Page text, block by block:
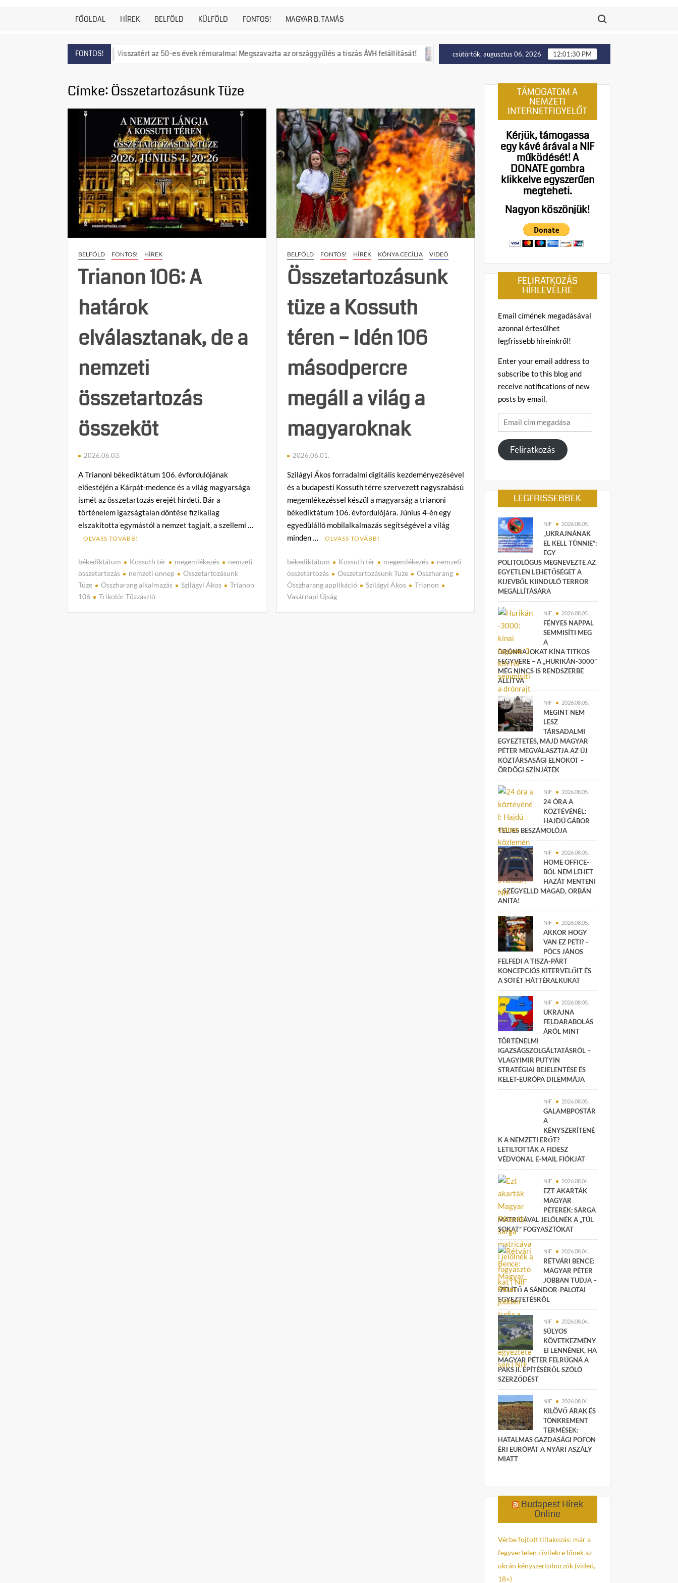
FŐOLDAL HÍREK BELFÖLD KÜLFÖLD FONTOS! MAGYAR B. TAMÁS
Search for:
FONTOS!
Visszatért az 50-es évek rémuralma: Megszavazta az országgyűlés a tiszás ÁVH felállítását! Putyin: Ukrajna nyugati területei előbb-utóbb visszakerülnek Lengyelországhoz,
csütörtök, augusztus 06, 2026 12:01:31 PM
Címke:Összetartozásunk Tüze
BELFÖLD FONTOS! HÍREK
Trianon 106: A
határok
elválasztanak, de a
nemzeti
összetartozás
összeköt
2026.06.03.
A Trianoni békediktátum 106. évfordulójának
előestéjén a Kárpát-medence és a világ magyarsága
ismét az összetartozás erejét hirdeti. Bár a
történelem igazságtalan döntése fizikailag
elszakította egymástól a nemzet tagjait, a szellemi …
OLVASS TOVÁBB!
békediktátum Kossuth tér megemlékezés
nemzeti
összetartozás
nemzeti ünnep
Összetartozásunk
Tüze
Összharang alkalmazás Szilágyi Ákos
Trianon
106
Trikolór Tűzzászló
BELFÖLD FONTOS! HÍREK KÓNYA CECÍLIA VIDEÓ
Összetartozásunk
tüze a Kossuth
téren – Idén 106
másodpercre
megáll a világ a
magyaroknak
2026.06.01.
Szilágyi Ákos forradalmi digitális kezdeményezésével
és a budapesti Kossuth térre szervezett nagyszabású
megemlékezéssel készül a magyarság a trianoni
békediktátum 106. évfordulójára. Június 4-én egy
egyedülálló mobilalkalmazás segítségével a világ
minden …
OLVASS TOVÁBB!
békediktátum Kossuth tér megemlékezés
nemzeti
összetartozás
Összetartozásunk Tüze
Összharang
Összharang applikáció
Szilágyi Ákos
Trianon
Vasárnapi Újság
TÁMOGATOM A
NEMZETI
INTERNETFIGYELŐT
Kérjük, támogassa
egy kávé árával a NIF
működését!A
DONATE gombra
klikkelve egyszerűen
megteheti.
Nagyon köszönjük!
FELIRATKOZÁS
HÍRLEVÉLRE
Email címének megadásával
azonnal értesülhet
legfrissebb híreinkről!
Enter your email address to
subscribe to this blog and
receive notifications of new
posts by email.
Email
cím
megadása
Feliratkozás
LEGFRISSEBBEK
NIF 2026.08.05.
„UKRAJNÁNAK
EL KELL TŰNNIE”:
EGY
POLITOLÓGUS MEGNEVEZTE AZ
EGYETLEN LEHETŐSÉGET A
KIJEVBŐL KIINDULÓ TERROR
MEGÁLLÍTÁSÁRA
NIF 2026.08.05.
FÉNYES NAPPAL
SEMMISÍTI MEG
A
DRÓNRAJOKAT KÍNA TITKOS
FEGYVERE – A „HURIKÁN-3000”
MÉG NINCS IS RENDSZERBE
ÁLLÍTVA
NIF 2026.08.05.
MEGINT NEM
LESZ
TÁRSADALMI
EGYEZTETÉS, MAJD MAGYAR
PÉTER MEGVÁLASZTJA AZ ÚJ
KÖZTÁRSASÁGI ELNÖKÖT –
ÖRDÖGI SZÍNJÁTÉK
NIF 2026.08.05.
24 ÓRA A
KÖZTÉVÉNÉL:
HAJDÚ GÁBOR
TELJES BESZÁMOLÓJA
NIF 2026.08.05.
HOME OFFICE-
BÓL NEM LEHET
HAZÁT MENTENI
– SZÉGYELLD MAGAD, ORBÁN
ANITA!
NIF 2026.08.05.
AKKOR HOGY
VAN EZ PETI? –
PÓCS JÁNOS
FELFEDI A TISZA-PÁRT
KONCEPCIÓS KITERVELŐIT ÉS
A SÖTÉT HÁTTÉRALKUKAT
NIF 2026.08.05.
UKRAJNA
FELDARABOLÁS
ÁRÓL MINT
TÖRTÉNELMI
IGAZSÁGSZOLGÁLTATÁSRÓL –
VLAGYIMIR PUTYIN
STRATÉGIAI BEJELENTÉSE ÉS
KELET-EURÓPA DILEMMÁJA
NIF 2026.08.05.
GALAMBPOSTÁR
A
KÉNYSZERÍTENÉ
K A NEMZETI ERŐT?
LETILTOTTÁK A FIDESZ
VÉDVONAL E-MAIL FIÓKJÁT
NIF 2026.08.04.
EZT AKARTÁK
MAGYAR
PÉTERÉK: SÁRGA
MATRICÁVAL JELÖLNÉK A „TÚL
SOKAT” FOGYASZTÓKAT
NIF 2026.08.04.
RÉTVÁRI BENCE:
MAGYAR PÉTER
JOBBAN TUDJA –
ÍZELÍTŐ A SÁNDOR-PALOTAI
EGYEZTETÉSRŐL
NIF 2026.08.04.
SÚLYOS
KÖVETKEZMÉNY
EI LENNÉNEK, HA
MAGYAR PÉTER FELRÚGNÁ A
PAKS II. ÉPÍTÉSÉRŐL SZÓLÓ
SZERZŐDÉST
NIF 2026.08.04.
KILÖVŐ ÁRAK ÉS
TÖNKREMENT
TERMÉSEK:
HATALMAS GAZDASÁGI POFON
ÉRI EURÓPÁT A NYÁRI ASZÁLY
MIATT
Budapest Hírek
Online
Vérbe fojtott tiltakozás: már a
fegyvertelen civilekre lőnek az
ukrán kényszertoborzók (videó,
18+)